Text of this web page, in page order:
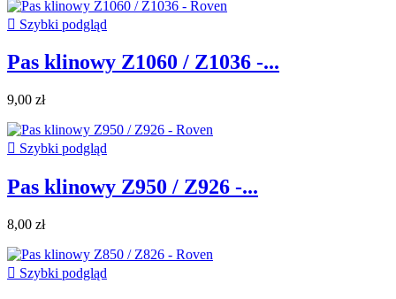
 Szybki podgląd
Pas klinowy Z1060 / Z1036 -...
9,00 zł
 Szybki podgląd
Pas klinowy Z950 / Z926 -...
8,00 zł
 Szybki podgląd